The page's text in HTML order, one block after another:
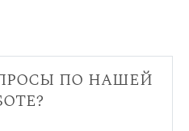
по нашей